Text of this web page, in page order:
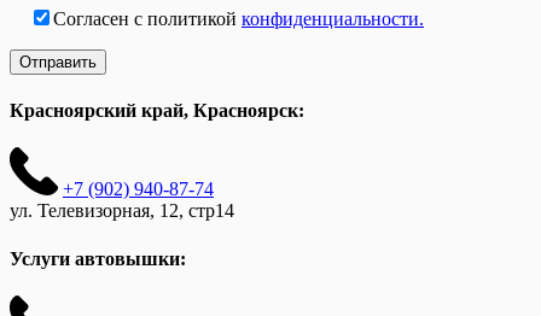
Согласен с политикой конфиденциальности.
Красноярский край, Красноярск:
+7 (902) 940-87-74
ул. Телевизорная, 12, стр14
Услуги автовышки: